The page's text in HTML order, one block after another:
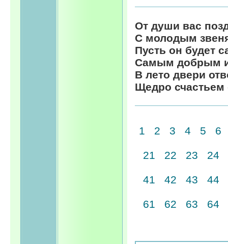
От души вас
С молодым
Пусть он будет
Самым добрым
В лето двери
Щедро счастьем
1 2 3 4 5 6
21 22 23 24
41 42 43 44
61 62 63 64